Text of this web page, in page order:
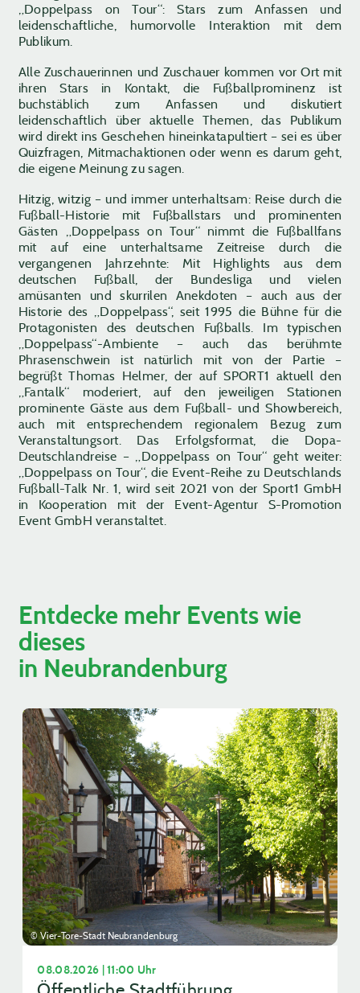
„Doppelpass on Tour“: Stars zum Anfassen und
leidenschaftliche, humorvolle Interaktion mit dem
Publikum.
Alle Zuschauerinnen und Zuschauer kommen vor Ort mit
ihren Stars in Kontakt, die Fußballprominenz ist
buchstäblich zum Anfassen und diskutiert
leidenschaftlich über aktuelle Themen, das Publikum
wird direkt ins Geschehen hineinkatapultiert – sei es über
Quizfragen, Mitmachaktionen oder wenn es darum geht,
die eigene Meinung zu sagen.
Hitzig, witzig – und immer unterhaltsam: Reise durch die
Fußball-Historie mit Fußballstars und prominenten
Gästen „Doppelpass on Tour“ nimmt die Fußballfans
mit auf eine unterhaltsame Zeitreise durch die
vergangenen Jahrzehnte: Mit Highlights aus dem
deutschen Fußball, der Bundesliga und vielen
amüsanten und skurrilen Anekdoten – auch aus der
Historie des „Doppelpass“, seit 1995 die Bühne für die
Protagonisten des deutschen Fußballs. Im typischen
„Doppelpass“-Ambiente – auch das berühmte
Phrasenschwein ist natürlich mit von der Partie –
begrüßt Thomas Helmer, der auf SPORT1 aktuell den
„Fantalk“ moderiert, auf den jeweiligen Stationen
prominente Gäste aus dem Fußball- und Showbereich,
auch mit entsprechendem regionalem Bezug zum
Veranstaltungsort. Das Erfolgsformat, die Dopa-
Deutschlandreise – „Doppelpass on Tour“ geht weiter:
„Doppelpass on Tour“, die Event-Reihe zu Deutschlands
Fußball-Talk Nr. 1, wird seit 2021 von der Sport1 GmbH
in Kooperation mit der Event-Agentur S-Promotion
Event GmbH veranstaltet.
Entdecke mehr Events wie
dieses
in Neubrandenburg
© Vier-Tore-Stadt Neubrandenburg
08.08.2026 | 11:00 Uhr